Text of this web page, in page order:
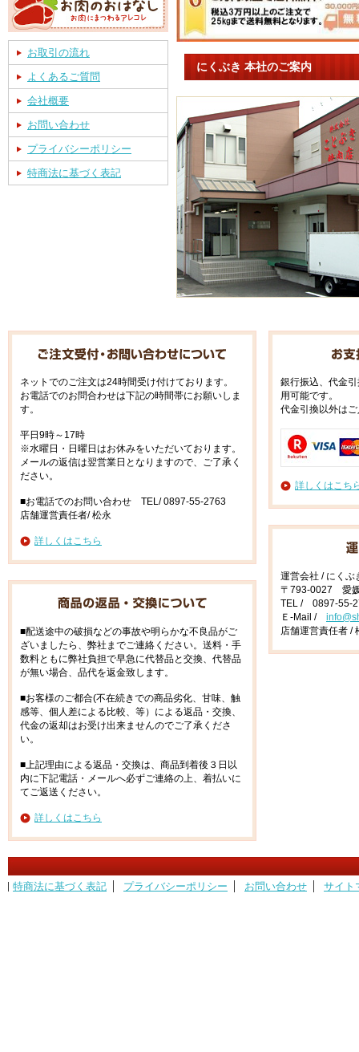
お取引の流れ
よくあるご質問
会社概要
お問い合わせ
プライバシーポリシー
特商法に基づく表記
にくぶき 本社のご案内
ネットでのご注文は24時間受け付けております。
お電話でのお問合わせは下記の時間帯にお願いしま
す。
平日9時～17時
※水曜日・日曜日はお休みをいただいております。
メールの返信は翌営業日となりますので、ご了承く
ださい。
■お電話でのお問い合わせ TEL/ 0897-55-2763
店舗運営責任者/ 松永
詳しくはこちら
■配送途中の破損などの事故や明らかな不良品がご
ざいましたら、弊社までご連絡ください。送料・手
数料ともに弊社負担で早急に代替品と交換、代替品
が無い場合、品代を返金致します。
■お客様のご都合(不在続きでの商品劣化、甘味、触
感等、個人差による比較、等）による返品・交換、
代金の返却はお受け出来ませんのでご了承くださ
い。
■上記理由による返品・交換は、商品到着後３日以
内に下記電話・メールへ必ずご連絡の上、着払いに
てご返送ください。
詳しくはこちら
銀行振込、代金
用可能です。
代金引換以外は
詳しくはこち
運営会社 / にくぶ
〒793-0027 愛
TEL / 0897-55-
Ｅ-Mail /
店舗運営責任者 /
特商法に基づく表記 プライバシーポリシー お問い合わせ サイト